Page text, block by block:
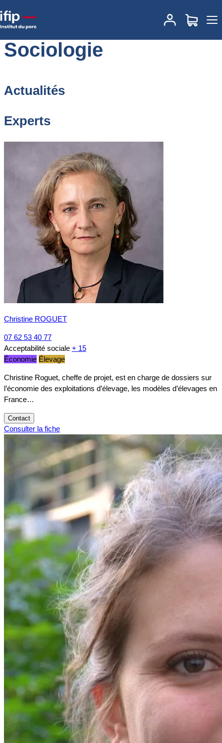
Accueil
Sociologie
Actualités
Experts
Christine ROGUET
07 62 53 40 77
Acceptabilité sociale + 15
Économie Élevage
Christine Roguet, cheffe de projet, est en charge de dossiers sur
l’économie des exploitations d’élevage, les modèles d’élevages en
France…
Contact
Consulter la fiche